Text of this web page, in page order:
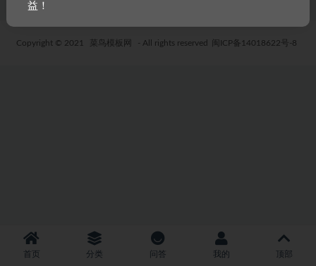
Copyright © 2021 菜鸟模板网 - All rights reserved 闽ICP备14018622号-8
首页 分类 问答 我的 顶部
益！